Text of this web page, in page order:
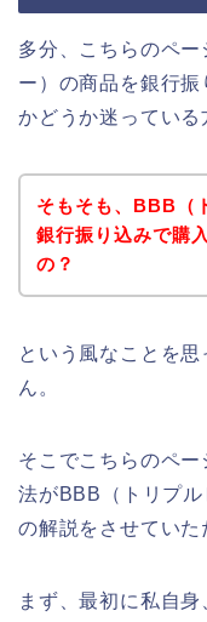
多分、こちらのペ
ー）の商品を銀行振
かどうか迷っている
そもそも、BBB（
銀行振り込みで購
の？
という風なことを
ん。
そこでこちらのペ
法がBBB（トリプ
の解説をさせていた
まず、最初に私自